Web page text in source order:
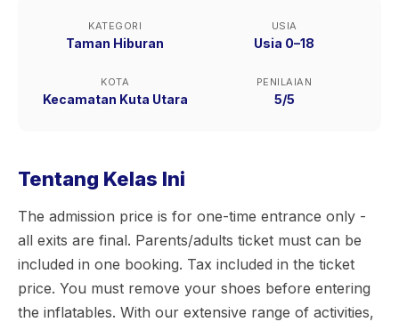
KATEGORI
Taman Hiburan
USIA
Usia 0–18
KOTA
Kecamatan Kuta Utara
PENILAIAN
5/5
Tentang Kelas Ini
The admission price is for one-time entrance only -
all exits are final. Parents/adults ticket must can be
included in one booking. Tax included in the ticket
price. You must remove your shoes before entering
the inflatables. With our extensive range of activities,